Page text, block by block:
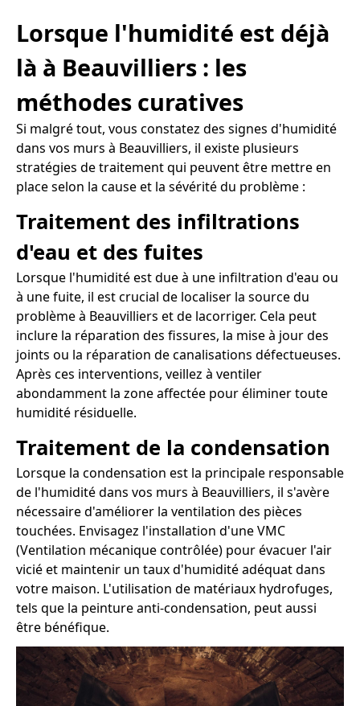
Lorsque l'humidité est déjà
là à Beauvilliers : les
méthodes curatives
Si malgré tout, vous constatez des signes d'humidité
dans vos murs à Beauvilliers, il existe plusieurs
stratégies de traitement qui peuvent être mettre en
place selon la cause et la sévérité du problème :
Traitement des infiltrations
d'eau et des fuites
Lorsque l'humidité est due à une infiltration d'eau ou
à une fuite, il est crucial de localiser la source du
problème à Beauvilliers et de lacorriger. Cela peut
inclure la réparation des fissures, la mise à jour des
joints ou la réparation de canalisations défectueuses.
Après ces interventions, veillez à ventiler
abondamment la zone affectée pour éliminer toute
humidité résiduelle.
Traitement de la condensation
Lorsque la condensation est la principale responsable
de l'humidité dans vos murs à Beauvilliers, il s'avère
nécessaire d'améliorer la ventilation des pièces
touchées. Envisagez l'installation d'une VMC
(Ventilation mécanique contrôlée) pour évacuer l'air
vicié et maintenir un taux d'humidité adéquat dans
votre maison. L'utilisation de matériaux hydrofuges,
tels que la peinture anti-condensation, peut aussi
être bénéfique.